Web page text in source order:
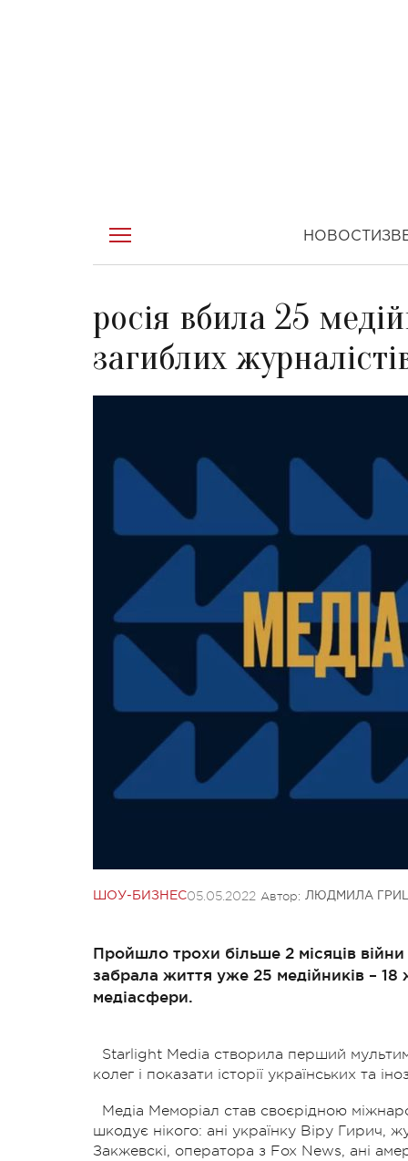
НОВОСТИ
росія вбила 25
загиблих
ШОУ-БИЗНЕС05.05.2022 Автор: ЛЮДМИЛА
Пройшло трохи більше 2 місяців
забрала життя уже 25 медійників – 18
медіасфери.
Starlight Media створила перший
колег і показати історії українських та
Медіа Меморіал став своєрідною
шкодує нікого: ані українку Віру Гирич,
Закжевскі, оператора з Fox News, ані